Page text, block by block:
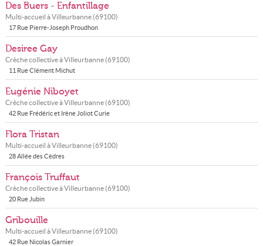
Des Buers - Enfantillage
Multi-accueil àVilleurbanne(69100)
17 Rue Pierre-Joseph Proudhon
Desiree Gay
Crèche collective àVilleurbanne(69100)
11 Rue Clément Michut
Eugénie Niboyet
Crèche collective àVilleurbanne(69100)
42 Rue Frédéric et Irène Joliot Curie
Flora Tristan
Multi-accueil àVilleurbanne(69100)
28 Allée des Cèdres
François Truffaut
Crèche collective àVilleurbanne(69100)
20 Rue Jubin
Gribouille
Multi-accueil àVilleurbanne(69100)
42 Rue Nicolas Garnier